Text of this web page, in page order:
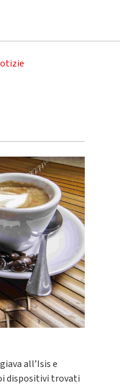
all’Isis e
dispositivi trovati